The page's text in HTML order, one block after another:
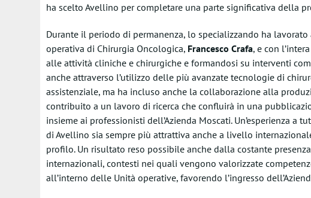
ha scelto Avellino per completare una parte significativa della
Durante il periodo di permanenza, lo specializzando ha
operativa di Chirurgia Oncologica, Francesco Crafa, e con
alle attività cliniche e chirurgiche e formandosi su interventi
anche attraverso l’utilizzo delle più avanzate tecnologie di
assistenziale, ma ha incluso anche la collaborazione alla
contribuito a un lavoro di ricerca che confluirà in una
insieme ai professionisti dell’Azienda Moscati. Un’esperienza a
di Avellino sia sempre più attrattiva anche a livello
profilo. Un risultato reso possibile anche dalla costante
internazionali, contesti nei quali vengono valorizzate
all’interno delle Unità operative, favorendo l’ingresso